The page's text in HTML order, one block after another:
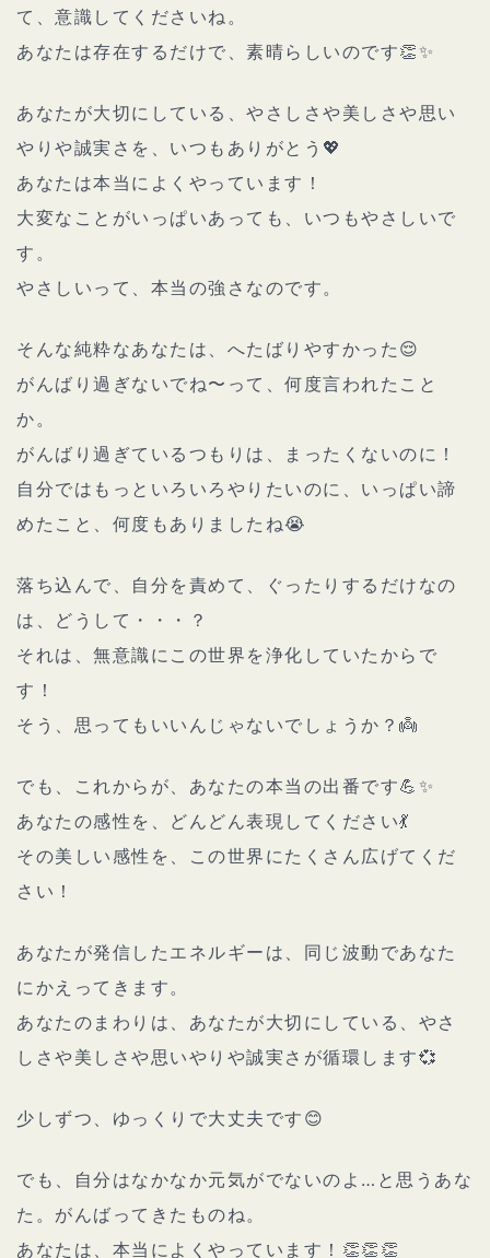
て、意識してくださいね。
あなたは存在するだけで、素晴らしいのです👏✨
あなたが大切にしている、やさしさや美しさや思い
やりや誠実さを、いつもありがとう💖
あなたは本当によくやっています！
大変なことがいっぱいあっても、いつもやさしいで
す。
やさしいって、本当の強さなのです。
そんな純粋なあなたは、へたばりやすかった😌
がんばり過ぎないでね〜って、何度言われたこと
か。
がんばり過ぎているつもりは、まったくないのに！
自分ではもっといろいろやりたいのに、いっぱい諦
めたこと、何度もありましたね😭
落ち込んで、自分を責めて、ぐったりするだけなの
は、どうして・・・？
それは、無意識にこの世界を浄化していたからで
す！
そう、思ってもいいんじゃないでしょうか？👼
でも、これからが、あなたの本当の出番です💪✨
あなたの感性を、どんどん表現してください💃
その美しい感性を、この世界にたくさん広げてくだ
さい！
あなたが発信したエネルギーは、同じ波動であなた
にかえってきます。
あなたのまわりは、あなたが大切にしている、やさ
しさや美しさや思いやりや誠実さが循環します💞
少しずつ、ゆっくりで大丈夫です😊
でも、自分はなかなか元気がでないのよ…と思うあな
た。がんばってきたものね。
あなたは、本当によくやっています！👏👏👏